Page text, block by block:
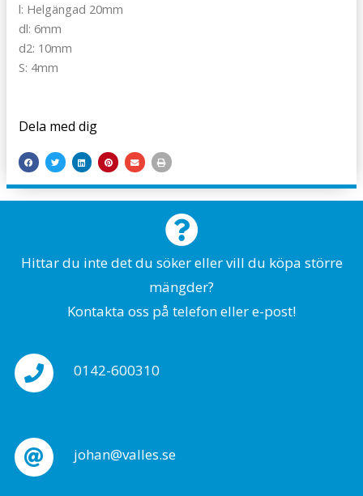
l: Helgängad 20mm
dl: 6mm
d2: 10mm
S: 4mm
Dela med dig
Hittar du inte det du söker eller vill du köpa större
mängder?
Kontakta oss på telefon eller e-post!
0142-600310
johan@valles.se